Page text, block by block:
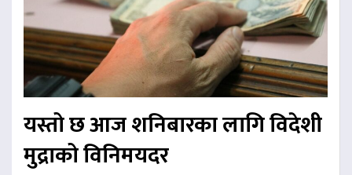
यस्तो छ आज शनिबारका लागि विदेशी
मुद्राको विनिमयदर